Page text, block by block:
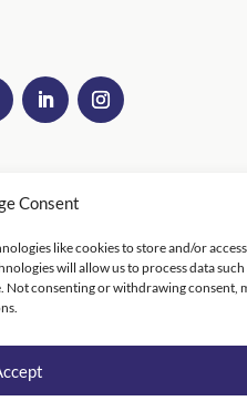
Consent
like cookies to store and/or access
will allow us to process data such
Not consenting or withdrawing consent,